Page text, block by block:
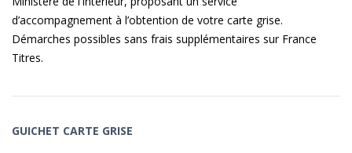
d’accompagnement à l’obtention de votre carte grise.
Démarches possibles sans frais supplémentaires sur France
Titres.
GUICHET CARTE GRISE